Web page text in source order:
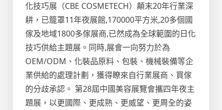
化技巧展（CBE COSMETECH）顛末20年行業深
耕，已籠罩11年夜展館,170000平方米,20多個國
傢及地域1800多傢展商,已然成為全球範圍的日化
技巧供給主題展。同時,展會一向努力於為
OEM/ODM、化裝品原料、包裝、機械裝備等企
業供給的處理計劃，獲得瞭來自行業展商、買傢
的分歧承認。 第28屆中國美容展覽會攜四年夜主
題展，以更國際、更成熟、更威望、更周全的姿